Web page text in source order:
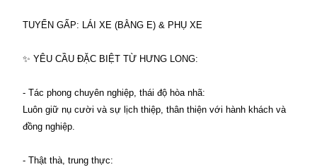
TUYỂN GẤP: LÁI XE (BẰNG E) & PHỤ XE
✨ YÊU CẦU ĐẶC BIỆT TỪ HƯNG LONG:
- Tác phong chuyên nghiệp, thái độ hòa nhã:
Luôn giữ nụ cười và sự lịch thiệp, thân thiện với hành khách và
đồng nghiệp.
- Thật thà, trung thực: